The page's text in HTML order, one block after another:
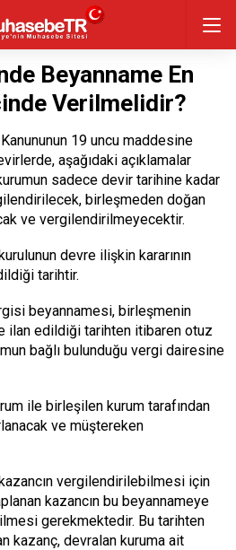
Beyanname En
Verilmelidir?
19 uncu maddesine
aşağıdaki açıklamalar
sadece devir tarihine kadar
birleşmeden doğan
ve vergilendirilmeyecektir.
devre ilişkin kararının
tarihtir.
beyannamesi, birleşmenin
ilan edildiği tarihten itibaren otuz
bağlı bulunduğu vergi dairesine
ile birleşilen kurum tarafından
ve müştereken
vergilendirilebilmesi için
kazancın bu beyannameye
gerekmektedir. Bu tarihten
kazanç, devralan kuruma ait